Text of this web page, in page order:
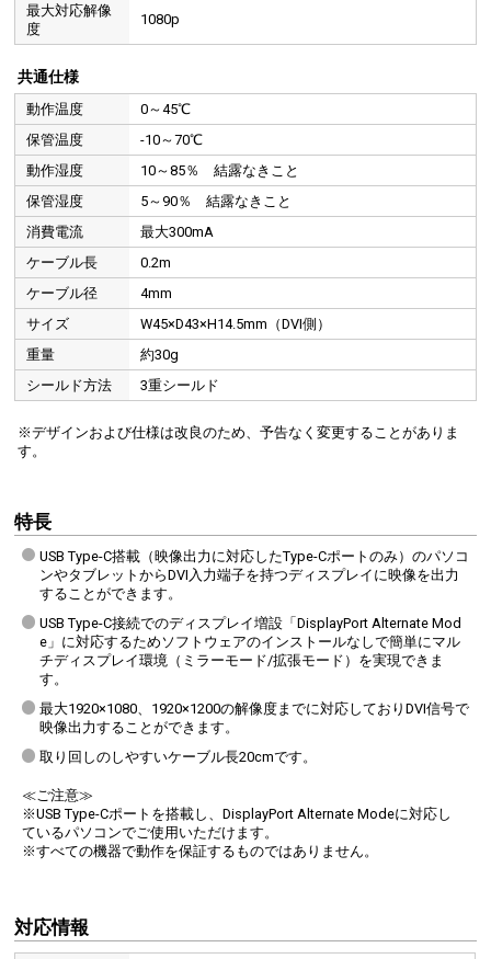
最大対応解像
度
1080p
共通仕様
動作温度
0～45℃
保管温度
-10～70℃
動作湿度
10～85％ 結露なきこと
保管湿度
5～90％ 結露なきこと
消費電流
最大300mA
ケーブル長
0.2m
ケーブル径
4mm
サイズ
W45×D43×H14.5mm（DVI側）
重量
約30g
シールド方法
3重シールド
※デザインおよび仕様は改良のため、予告なく変更することがありま
す。
特長
USB Type-C搭載（映像出力に対応したType-Cポートのみ）のパソコ
ンやタブレットからDVI入力端子を持つディスプレイに映像を出力
することができます。
USB Type-C接続でのディスプレイ増設「DisplayPort Alternate Mod
e」に対応するためソフトウェアのインストールなしで簡単にマル
チディスプレイ環境（ミラーモード/拡張モード）を実現できま
す。
最大1920×1080、1920×1200の解像度までに対応しておりDVI信号で
映像出力することができます。
取り回しのしやすいケーブル長20cmです。
≪ご注意≫
※USB Type-Cポートを搭載し、DisplayPort Alternate Modeに対応し
ているパソコンでご使用いただけます。
※すべての機器で動作を保証するものではありません。
対応情報